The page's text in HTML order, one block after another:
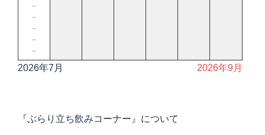
－
－
－
－
－
2026年7月 2026年9月
『ぶらり立ち飲みコーナー』について